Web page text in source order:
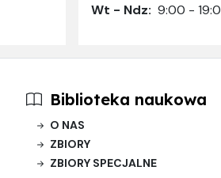
Wt - Ndz: 9:00 -
Biblioteka naukowa
O NAS
ZBIORY
ZBIORY SPECJALNE